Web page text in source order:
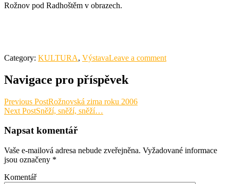
Rožnov pod Radhoštěm v obrazech.
Category: KULTURA, VýstavaLeave a comment
Navigace pro příspěvek
Previous PostRožnovská zima roku 2006
Next PostSněží, sněží, sněží…
Napsat komentář
Vaše e-mailová adresa nebude zveřejněna. Vyžadované informace
jsou označeny *
Komentář